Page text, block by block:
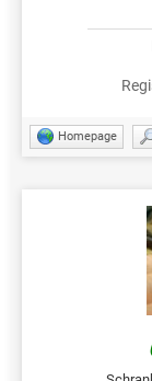
Homepage